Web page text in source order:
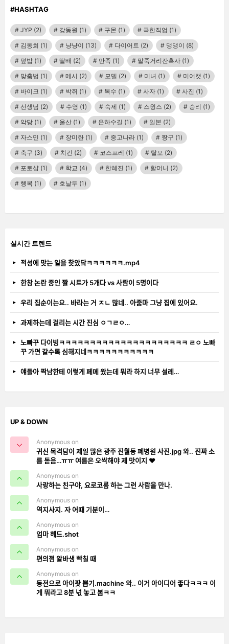
#HASHTAG
JYP (2) 강동원 (1) 구몬 (1) 극한직업 (1)
김동희 (1) 냥냥이 (13) 다이어트 (2) 댕댕이 (8)
덮밥 (1) 딸배 (2) 만족 (1) 말죽거리잔혹사 (1)
맞춤법 (1) 메시 (2) 모델 (2) 미녀 (1) 미어캣 (1)
바이크 (1) 박쥐 (1) 복수 (1) 사자 (1) 사진 (1)
선생님 (2) 수영 (1) 숙제 (1) 스윙스 (2) 승리 (1)
악당 (1) 울산 (1) 은하수길 (1) 일본 (2)
자스민 (1) 장미란 (1) 중고나라 (1) 짱구 (1)
축구 (3) 치킨 (2) 코스프레 (1) 탈모 (2)
포토샵 (1) 학교 (4) 한혜진 (1) 할머니 (2)
행복 (1) 호날두 (1)
실시간 트렌드
적성에 맞는 일을 찾았닼ㅋㅋㅋㅋㅋㅋ.mp4
한창 논란 중인 짤 시트가 5개다 vs 사람이 5명이다
우리 집순이는요.. 바라는 거 ㅈㄴ 많네.. 아줌마 그냥 집에 있어요.
과제하는데 걸리는 시간 진심 ㅇㄱㄹㅇ…
노빠꾸 다이빙ㅋㅋㅋㅋㅋㅋㅋㅋㅋㅋㅋㅋㅋㅋㅋㅋㅋㅋㅋㅋㅋ ㄹㅇ 노빠
꾸 가면 갈수록 심해지네ㅋㅋㅋㅋㅋㅋㅋㅋㅋㅋㅋ
얘들아 짝남한테 이렇게 페메 왔는데 뭐라 하지 너무 설레…
UP & DOWN
Anonymous on
귀신 목격담이 제일 많은 광주 진월동 폐병원 사진.jpg 와.. 진짜 소
름 돋음…ㅠㅠ 여름은 오싹해야 제 맛이지 ❤️
Anonymous on
사랑하는 친구야, 요로코롬 하는 그런 사람을 만나.
Anonymous on
역지사지. 자 어때 기분이…
Anonymous on
엄마 헤드.shot
Anonymous on
편의점 알바생 빡칠 때
Anonymous on
동전으로 아이팟 뽑기.machine 와.. 이거 아이디어 좋다ㅋㅋㅋ 이
게 뭐라고 8분 넋 놓고 봄ㅋㅋ